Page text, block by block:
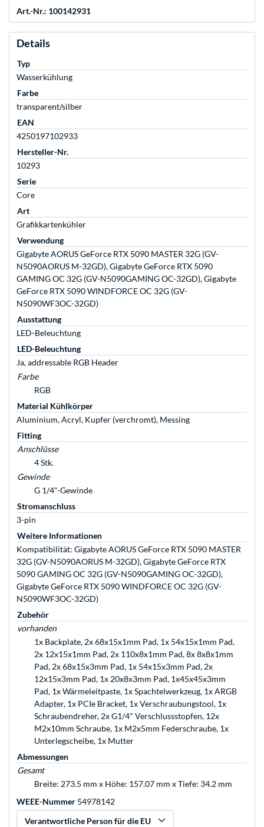
Art.-Nr.: 100142931
Details
Typ
Wasserkühlung
Farbe
transparent/silber
EAN
4250197102933
Hersteller-Nr.
10293
Serie
Core
Art
Grafikkartenkühler
Verwendung
Gigabyte AORUS GeForce RTX 5090 MASTER 32G (GV-
N5090AORUS M-32GD), Gigabyte GeForce RTX 5090
GAMING OC 32G (GV-N5090GAMING OC-32GD), Gigabyte
GeForce RTX 5090 WINDFORCE OC 32G (GV-
N5090WF3OC-32GD)
Ausstattung
LED-Beleuchtung
LED-Beleuchtung
Ja, addressable RGB Header
Farbe
RGB
Material Kühlkörper
Aluminium, Acryl, Kupfer (verchromt), Messing
Fitting
Anschlüsse
4 Stk.
Gewinde
G 1/4"-Gewinde
Stromanschluss
3-pin
Weitere Informationen
Kompatibilität: Gigabyte AORUS GeForce RTX 5090 MASTER
32G (GV-N5090AORUS M-32GD), Gigabyte GeForce RTX
5090 GAMING OC 32G (GV-N5090GAMING OC-32GD),
Gigabyte GeForce RTX 5090 WINDFORCE OC 32G (GV-
N5090WF3OC-32GD)
Zubehör
vorhanden
1x Backplate, 2x 68x15x1mm Pad, 1x 54x15x1mm Pad,
2x 12x15x1mm Pad, 2x 110x8x1mm Pad, 8x 8x8x1mm
Pad, 2x 68x15x3mm Pad, 1x 54x15x3mm Pad, 2x
12x15x3mm Pad, 1x 20x8x3mm Pad, 1x45x45x3mm
Pad, 1x Wärmeleitpaste, 1x Spachtelwerkzeug, 1x ARGB
Adapter, 1x PCIe Bracket, 1x Verschraubungstool, 1x
Schraubendreher, 2x G1/4" Verschlussstopfen, 12x
M2x10mm Schraube, 1x M2x5mm Federschraube, 1x
Unterlegscheibe, 1x Mutter
Abmessungen
Gesamt
Breite: 273.5 mm x Höhe: 157.07 mm x Tiefe: 34.2 mm
WEEE-Nummer 54978142
Verantwortliche Person für die EU